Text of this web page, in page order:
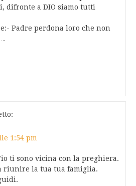
difronte a DIO siamo tutti
Padre perdona loro che non
1:54 pm
ti sono vicina con la preghiera.
riunire la tua tua famiglia.